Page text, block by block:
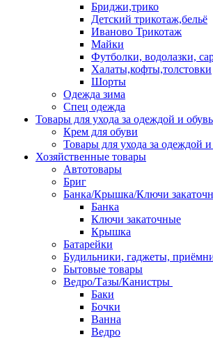
Бриджи,трико
Детский трикотаж,бельё
Иваново Трикотаж
Майки
Футболки, водолазки,
Халаты,кофты,толстовки
Шорты
Одежда зима
Спец одежда
Товары для ухода за одеждой и
Крем для обуви
Товары для ухода за одеждой
Хозяйственные товары
Автотовары
Бриг
Банка/Крышка/Ключи
Банка
Ключи закаточные
Крышка
Батарейки
Будильники, гаджеты,
Бытовые товары
Ведро/Тазы/Канистры
Баки
Бочки
Ванна
Ведро